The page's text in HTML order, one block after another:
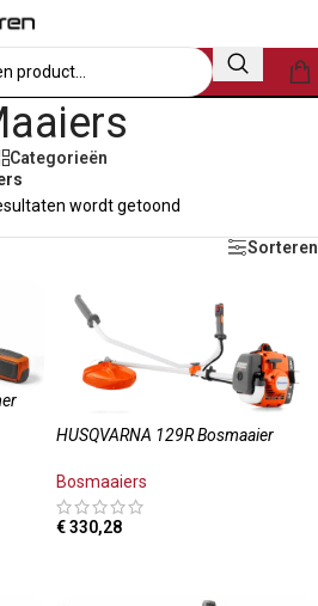
Categorieën
wordt getoond
Sorteren
HUSQVARNA 129R Bosmaaier
Bosmaaiers
€330,28